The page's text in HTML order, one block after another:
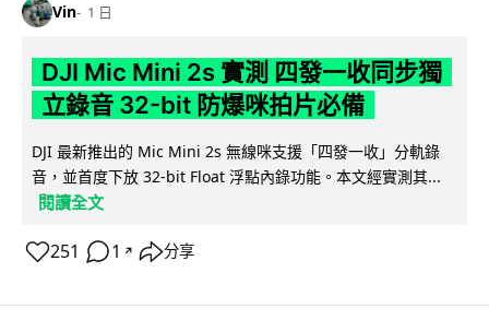
Vin 1 日
DJI Mic Mini 2s 實測 四發一收同步獨
立錄音 32-bit 防爆咪拍片必備
DJI 最新推出的 Mic Mini 2s 無線咪支援「四發一收」分軌錄
音，並首度下放 32-bit Float 浮點內錄功能。本文經實測其...
閱讀全文
251 1 ↗ 分享